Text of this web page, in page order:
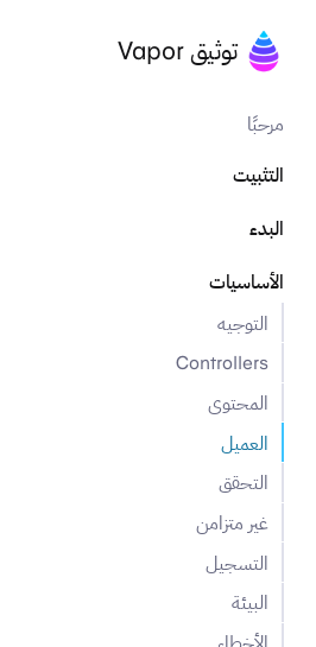
توثيق Vapor
مرحبًا
التثبيت
البدء
الأساسيات
التوجيه
Controllers
المحتوى
العميل
التحقق
غير متزامن
التسجيل
البيئة
الأخطاء